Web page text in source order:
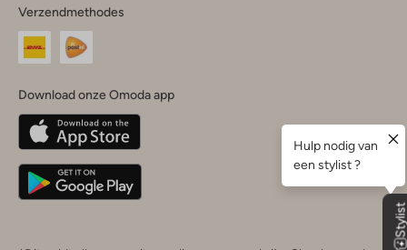
je
land
Nederland
Belgique(Français)
Deutschland
Verzendmethodes
Download onze Omoda app